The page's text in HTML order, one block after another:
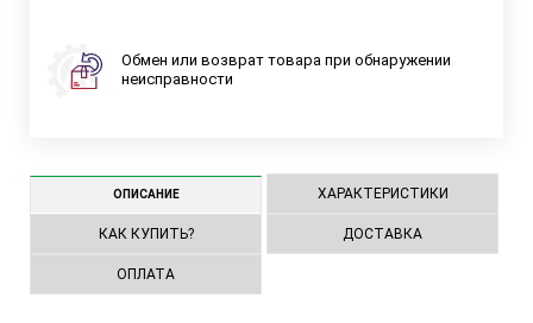
Обмен или возврат товара при обнаружении
неисправности
ОПИСАНИЕ ХАРАКТЕРИСТИКИ
КАК КУПИТЬ? ДОСТАВКА
ОПЛАТА